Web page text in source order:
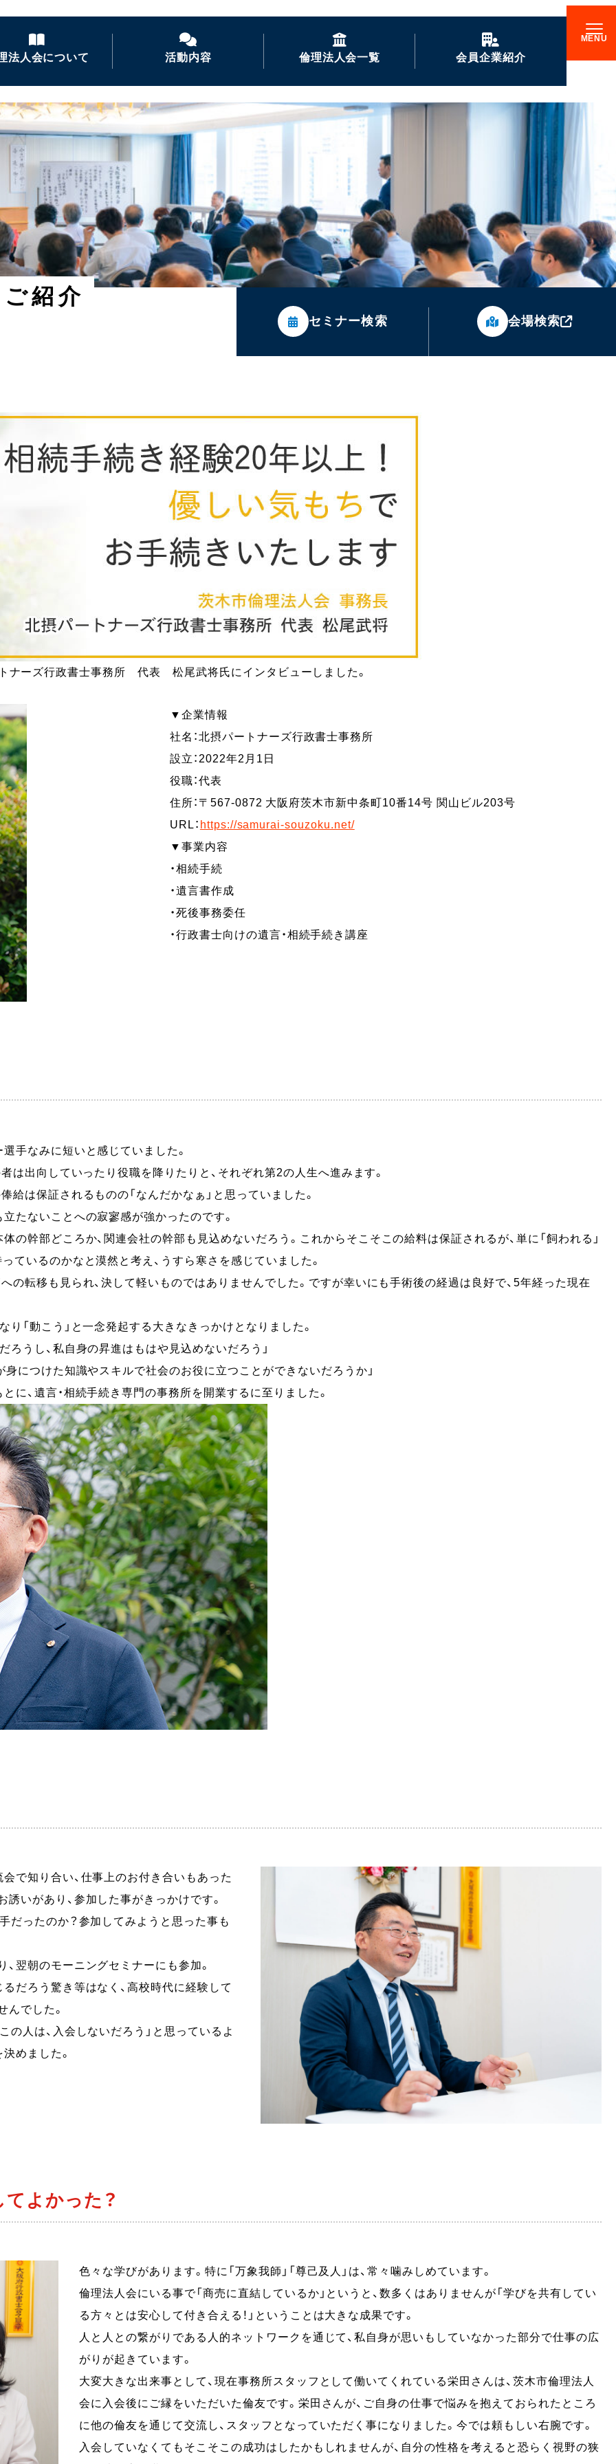
法人会について
法人会とは
を学ぶ
あいさつ
活動内容
経営者モーニングセ
活力朝礼の推進
倫理経営講演会
ナイトセミナー・経営
者の集い
後継者倫理塾
倫理法人会一覧 会員企業紹介
GENKIな会員企業の
ご紹介
セミナー検索 会場検索
紹介
ナーズ行政書士事務所 代表 松尾武将氏にインタビューしました。
▼企業情報
社名：北摂パートナーズ行政書士事務所
設立：2022年2月1日
役職：代表
住所：〒567-0872 大阪府茨木市新中条町10番14号 関山ビル203号
URL： https://samurai-souzoku.net/
▼事業内容
・相続手続
・遺言書作成
・死後事務委任
・行政書士向けの遺言・相続手続き講座
手なみに短いと感じていました。
は出向していったり役職を降りたりと、 それぞれ第2の人生へ進みます。
給は保証されるものの「なんだかなぁ」 と思っていました。
たないことへの寂寥感が強かったのです。
の幹部どころか、 関連会社の幹部も見込めないだろう。 これからそこそこの給料は保証されるが、単に「飼われる」
ているのかなと漠然と考え、 うすら寒さを感じていました。
の転移も見られ、決して軽いものではありませんでした。 ですが幸いにも手術後の経過は良好で、5年経った現在
り「 動こう」と一念発起する大きなきっかけとなりました。
ろうし、 私自身の昇進はもはや見込めないだろう」
身につけた知識やスキルで社会のお役に立つことができ ないだろうか」
に、 遺言・相続手続き専門の事務所を開業するに至りました。
で知り合い、 仕事上のお付き合いもあった
誘いがあり、参加した事がきっかけです。
だったのか？ 参加してみようと思った事も
翌朝のモーニングセミナーにも参加。
だろう驚き等はなく、 高校時代に経験して
んでした。
の人は、 入会しないだろう」と思っているよ
めました。
よかった？
色々な学びがあります。特に「万象我師」「尊己及人」は、常々噛みしめています。
倫理法人会にいる事で「商売に直結しているか」というと、数多くはありませんが「学びを共有してい
る方々とは安心して付き合える！」ということは大きな成果です。
人と人との繋がりである人的ネットワークを通じて、私自身が思いもしていなかった部分で仕事の広
がりが起きています。
大変大きな出来事として、現在事務所スタッフとして働いてくれている栄田さんは、茨木市倫理法人
会に入会後にご縁をいただいた倫友です。栄田さんが、ご自身の仕事で悩みを抱えておられたところ
に他の倫友を通じて交流し、スタッフとなっていただく事になりました。今では頼もしい右腕です。
入会していなくてもそこそこの成功はしたかもしれませんが、自分の性格を考えると恐らく視野の狭